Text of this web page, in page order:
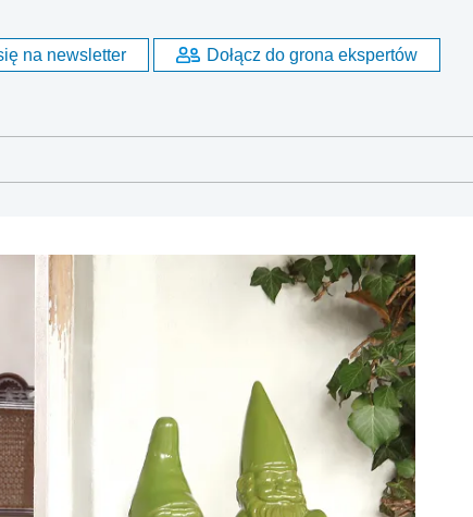
na newsletter Dołącz do grona ekspertów